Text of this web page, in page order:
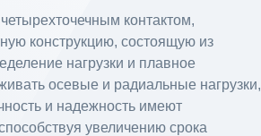
контактом,
конструкцию, состоящую из
нагрузки и плавное
осевые и радиальные нагрузки,
и надежность имеют
увеличению срока